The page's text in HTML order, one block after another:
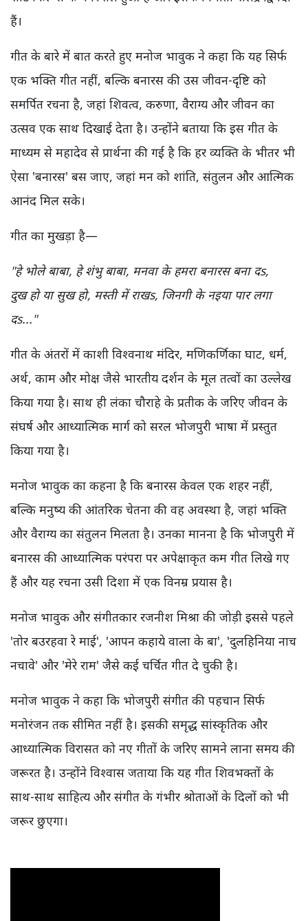
हैं।
गीत के बारे में बात करते हुए मनोज भावुक ने कहा कि यह सिर्फ
एक भक्ति गीत नहीं, बल्कि बनारस की उस जीवन-दृष्टि को
समर्पित रचना है, जहां शिवत्व, करुणा, वैराग्य और जीवन का
उत्सव एक साथ दिखाई देता है। उन्होंने बताया कि इस गीत के
माध्यम से महादेव से प्रार्थना की गई है कि हर व्यक्ति के भीतर भी
ऐसा 'बनारस' बस जाए, जहां मन को शांति, संतुलन और आत्मिक
आनंद मिल सके।
गीत का मुखड़ा है—
"हे भोले बाबा, हे शंभु बाबा, मनवा के हमरा बनारस बना दs,
दुख हो या सुख हो, मस्ती में राखs, जिनगी के नइया पार लगा
दs..."
गीत के अंतरों में काशी विश्वनाथ मंदिर, मणिकर्णिका घाट, धर्म,
अर्थ, काम और मोक्ष जैसे भारतीय दर्शन के मूल तत्वों का उल्लेख
किया गया है। साथ ही लंका चौराहे के प्रतीक के जरिए जीवन के
संघर्ष और आध्यात्मिक मार्ग को सरल भोजपुरी भाषा में प्रस्तुत
किया गया है।
मनोज भावुक का कहना है कि बनारस केवल एक शहर नहीं,
बल्कि मनुष्य की आंतरिक चेतना की वह अवस्था है, जहां भक्ति
और वैराग्य का संतुलन मिलता है। उनका मानना है कि भोजपुरी में
बनारस की आध्यात्मिक परंपरा पर अपेक्षाकृत कम गीत लिखे गए
हैं और यह रचना उसी दिशा में एक विनम्र प्रयास है।
मनोज भावुक और संगीतकार रजनीश मिश्रा की जोड़ी इससे पहले
'तोर बउरहवा रे माई', 'आपन कहाये वाला के बा', 'दुलहिनिया नाच
नचावे' और 'मेरे राम' जैसे कई चर्चित गीत दे चुकी है।
मनोज भावुक ने कहा कि भोजपुरी संगीत की पहचान सिर्फ
मनोरंजन तक सीमित नहीं है। इसकी समृद्ध सांस्कृतिक और
आध्यात्मिक विरासत को नए गीतों के जरिए सामने लाना समय की
जरूरत है। उन्होंने विश्वास जताया कि यह गीत शिवभक्तों के
साथ-साथ साहित्य और संगीत के गंभीर श्रोताओं के दिलों को भी
जरूर छुएगा।